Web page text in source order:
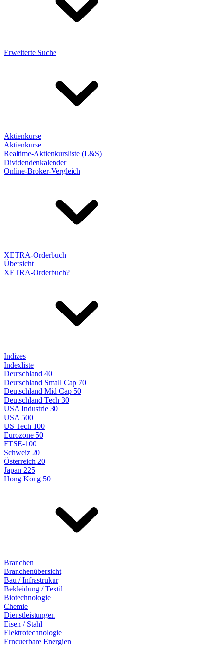
Erweiterte Suche
Aktienkurse
Aktienkurse
Realtime-Aktienkursliste (L&S)
Dividendenkalender
Online-Broker-Vergleich
XETRA-Orderbuch
Übersicht
XETRA-Orderbuch?
Indizes
Indexliste
Deutschland 40
Deutschland Small Cap 70
Deutschland Mid Cap 50
Deutschland Tech 30
USA Industrie 30
USA 500
US Tech 100
Eurozone 50
FTSE-100
Schweiz 20
Österreich 20
Japan 225
Hong Kong 50
Branchen
Branchenübersicht
Bau / Infrastrukur
Bekleidung / Textil
Biotechnologie
Chemie
Dienstleistungen
Eisen / Stahl
Elektrotechnologie
Erneuerbare Energien